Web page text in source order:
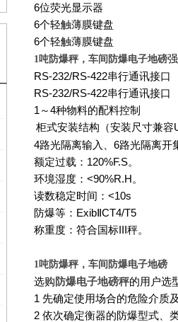
6位荧光显示器
6个轻触薄膜键盘
6个轻触薄膜键盘
1吨防爆秤，车间防爆电子地磅
RS-232/RS-422串行通讯接口
RS-232/RS-422串行通讯接口
1 ～4种物料的配料控制
柜式安装结构（安装尺寸兼容
4路光隔离输入、 6路光隔离开
额定过载： 120%F.S。
环境湿度： <90%R.H 。
读数稳定时间： <10s
防爆等： Exib CT4/T5
称重度：符合国标
秤。
1吨防爆秤，车间防爆电子地磅
选购防爆电子地磅秤的用户选
1 先确定使用场合的危险介质
2 依次确定衡器的防爆型式、